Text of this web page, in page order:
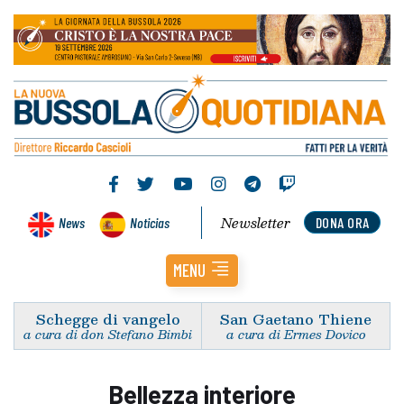
News Noticias DONA ORA
Newsletter
MENU
Schegge di vangelo
a cura di don Stefano Bimbi
San Gaetano Thiene
a cura di Ermes Dovico
Bellezza interiore